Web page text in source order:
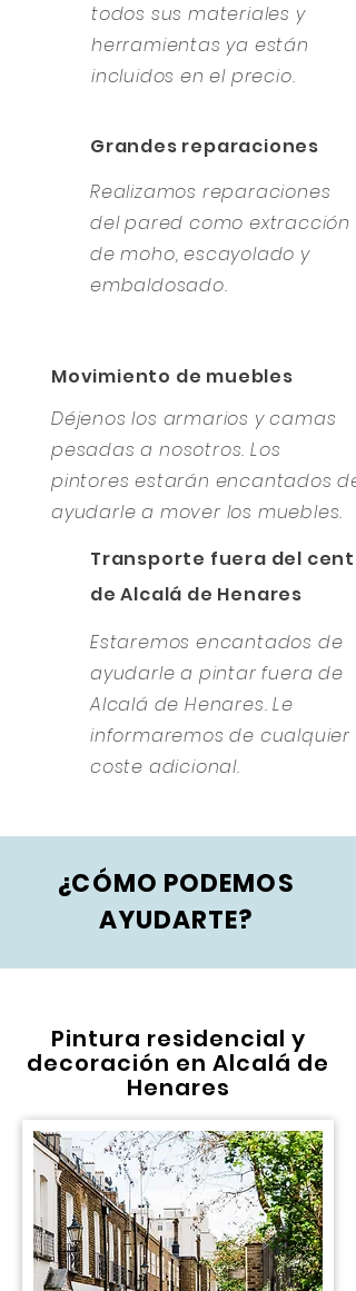
todos sus materiales y
herramientas ya están
incluidos en el precio.
Grandes reparaciones
Realizamos reparaciones
del pared como extracción
de moho, escayolado y
embaldosado.
Movimiento de muebles
Déjenos los armarios y camas
pesadas a nosotros. Los
pintores estarán encantados de
ayudarle a mover los muebles.
Transporte fuera del
de Alcalá de Henares
Estaremos encantados de
ayudarle a pintar fuera de
Alcalá de Henares. Le
informaremos de cualquier
coste adicional.
¿CÓMO PODEMOS
AYUDARTE?
Pintura residencial y
decoración en Alcalá de
Henares